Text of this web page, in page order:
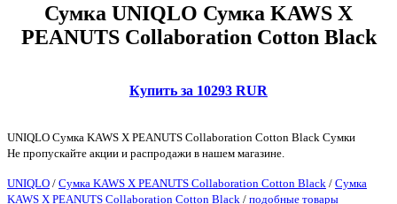
Сумка UNIQLO Сумка KAWS X
PEANUTS Collaboration Cotton Black
Купить за 10293 RUR
UNIQLO Сумка KAWS X PEANUTS Collaboration Cotton Black Сумки
Не пропускайте акции и распродажи в нашем магазине.
UNIQLO / Сумка KAWS X PEANUTS Collaboration Cotton Black / Сумка
KAWS X PEANUTS Collaboration Cotton Black / подобные товары